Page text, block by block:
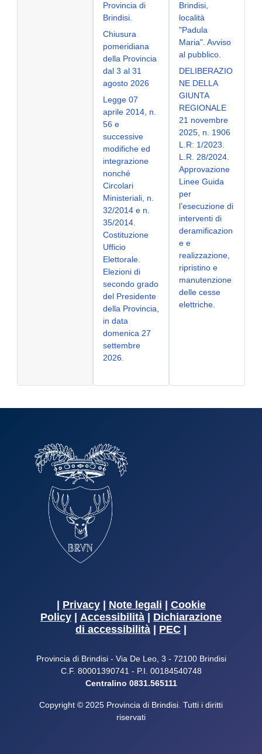
Provincia di
Brindisi.
Chiusura
pomeridiana
della Provincia
dal 3 al 31
agosto 2026
Legge 07
aprile 2014, n.
56 e
successive
modifiche ed
integrazione
nonché
Circolari
Ministeriali, n.
32/2014 e n.
35/2014.
Costituzione
Ufficio
Elettorale.
Elezioni di
secondo grado
del Presidente
della Provincia,
in data
domenica 27
settembre
2026.
Brindisi,
località
"Padula
Maria". Avviso
al pubblico.
DELIBERAZIO
NE DELLA
GIUNTA
REGIONALE
21 novembre
2025, n. 1906
L.R: 1/2023.
L.R. 28/2024.
Approvazione
Linee Guida
per
l’esecuzione di
interventi di
deramificazion
e e
realizzazione,
ripristino e
manutenzione
delle cesse
elettriche.
Privacy| Note legali
Cookie
Policy
Accessibilità
Dichiarazione
di accessibilità
PEC
Provincia di Brindisi - Via De Leo, 3 - 72100 Brindisi
C.F. 80001390741 - P.I. 00184540748
Centralino 0831.565111
Copyright © 2025 Provincia di Brindisi. Tutti i diritti
riservati